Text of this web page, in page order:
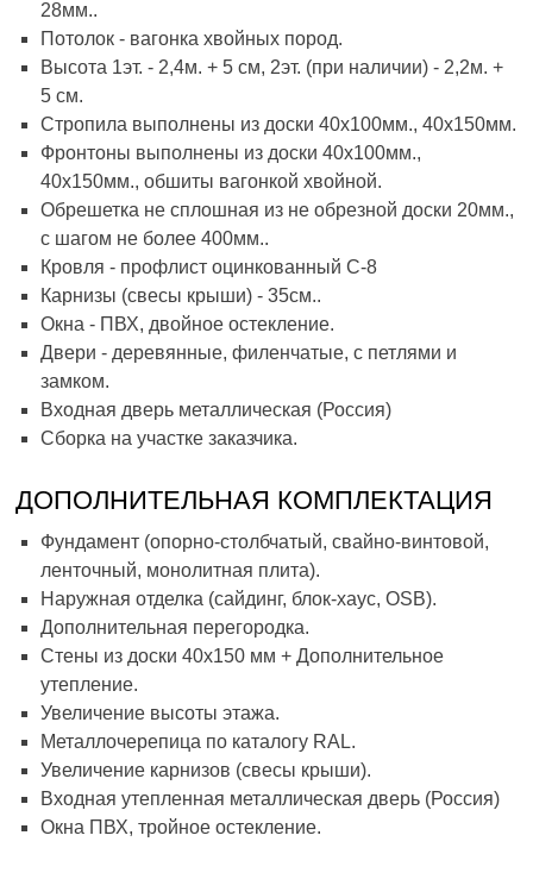
28мм..
Потолок - вагонка хвойных пород.
Высота 1эт. - 2,4м. + 5 см, 2эт. (при наличии) - 2,2м. +
5 см.
Стропила выполнены из доски 40х100мм., 40х150мм.
Фронтоны выполнены из доски 40х100мм.,
40х150мм., обшиты вагонкой хвойной.
Обрешетка не сплошная из не обрезной доски 20мм.,
с шагом не более 400мм..
Кровля - профлист оцинкованный С-8
Карнизы (свесы крыши) - 35см..
Окна - ПВХ, двойное остекление.
Двери - деревянные, филенчатые, с петлями и
замком.
Входная дверь металлическая (Россия)
Сборка на участке заказчика.
ДОПОЛНИТЕЛЬНАЯ КОМПЛЕКТАЦИЯ
Фундамент (опорно-столбчатый, свайно-винтовой,
ленточный, монолитная плита).
Наружная отделка (сайдинг, блок-хаус, OSB).
Дополнительная перегородка.
Стены из доски 40х150 мм + Дополнительное
утепление.
Увеличение высоты этажа.
Металлочерепица по каталогу RAL.
Увеличение карнизов (свесы крыши).
Входная утепленная металлическая дверь (Россия)
Окна ПВХ, тройное остекление.